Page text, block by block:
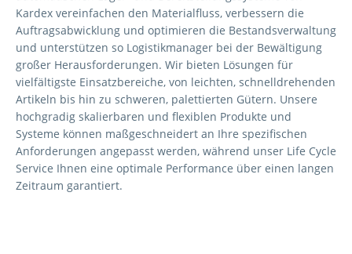
Kardex vereinfachen den Materialfluss, verbessern die
Auftragsabwicklung und optimieren die Bestandsverwaltung
und unterstützen so Logistikmanager bei der Bewältigung
großer Herausforderungen. Wir bieten Lösungen für
vielfältigste Einsatzbereiche, von leichten, schnelldrehenden
Artikeln bis hin zu schweren, palettierten Gütern. Unsere
hochgradig skalierbaren und flexiblen Produkte und
Systeme können maßgeschneidert an Ihre spezifischen
Anforderungen angepasst werden, während unser Life Cycle
Service Ihnen eine optimale Performance über einen langen
Zeitraum garantiert.